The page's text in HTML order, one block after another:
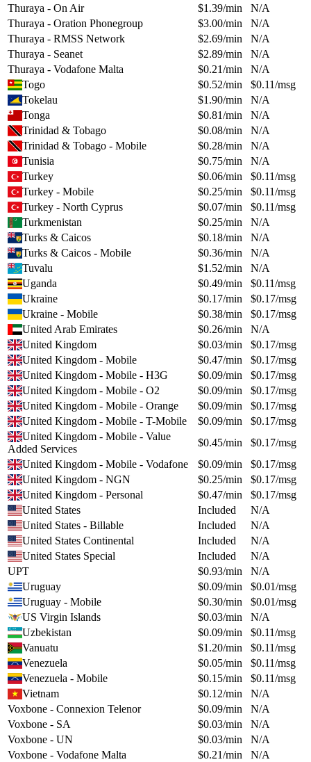
Thuraya - On Air
$1.39/min
N/A
Thuraya - Oration Phonegroup
$3.00/min
N/A
Thuraya - RMSS Network
$2.69/min
N/A
Thuraya - Seanet
$2.89/min
N/A
Thuraya - Vodafone Malta
$0.21/min
N/A
Togo
$0.52/min $0.11/msg
Tokelau
$1.90/min
N/A
Tonga
$0.81/min
N/A
Trinidad & Tobago
$0.08/min
N/A
Trinidad & Tobago - Mobile
$0.28/min
N/A
Tunisia
$0.75/min
N/A
Turkey
$0.06/min $0.11/msg
Turkey - Mobile
$0.25/min $0.11/msg
Turkey - North Cyprus
$0.07/min $0.11/msg
Turkmenistan
$0.25/min
N/A
Turks & Caicos
$0.18/min
N/A
Turks & Caicos - Mobile
$0.36/min
N/A
Tuvalu
$1.52/min
N/A
Uganda
$0.49/min $0.11/msg
Ukraine
$0.17/min $0.17/msg
Ukraine - Mobile
$0.38/min $0.17/msg
United Arab Emirates
$0.26/min
N/A
United Kingdom
$0.03/min $0.17/msg
United Kingdom - Mobile
$0.47/min $0.17/msg
United Kingdom - Mobile - H3G
$0.09/min $0.17/msg
United Kingdom - Mobile - O2
$0.09/min $0.17/msg
United Kingdom - Mobile - Orange
$0.09/min $0.17/msg
United Kingdom - Mobile - T-Mobile
$0.09/min $0.17/msg
United Kingdom - Mobile - Value
Added Services
$0.45/min $0.17/msg
United Kingdom - Mobile - Vodafone
$0.09/min $0.17/msg
United Kingdom - NGN
$0.25/min $0.17/msg
United Kingdom - Personal
$0.47/min $0.17/msg
United States
Included
N/A
United States - Billable
Included
N/A
United States Continental
Included
N/A
United States Special
Included
N/A
UPT
$0.93/min
N/A
Uruguay
$0.09/min $0.01/msg
Uruguay - Mobile
$0.30/min $0.01/msg
US Virgin Islands
$0.03/min
N/A
Uzbekistan
$0.09/min $0.11/msg
Vanuatu
$1.20/min $0.11/msg
Venezuela
$0.05/min $0.11/msg
Venezuela - Mobile
$0.15/min $0.11/msg
Vietnam
$0.12/min
N/A
Voxbone - Connexion Telenor
$0.09/min
N/A
Voxbone - SA
$0.03/min
N/A
Voxbone - UN
$0.03/min
N/A
Voxbone - Vodafone Malta
$0.21/min
N/A